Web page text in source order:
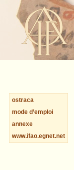
ostraca
mode d’emploi
annexe
www.ifao.egnet.net